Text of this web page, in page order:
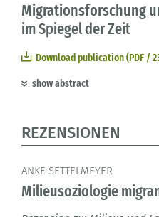
Migrationsforschung
im Spiegel der Zeit
Download publication (PDF /
show abstract
REZENSIONEN
ANKE SETTELMEYER
Milieusoziologie